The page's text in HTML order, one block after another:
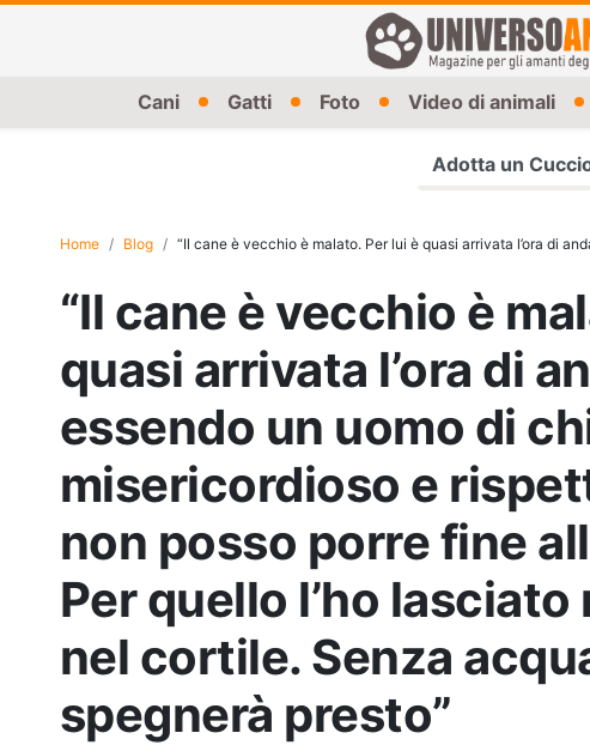
Cani Gatti Foto Video di animali
Adotta un
Home Blog “Il cane è vecchio è malato. Per lui è quasi arrivata l’ora di andarsene ma io essendo un uomo di chiesa, misericordioso e rispettoso della
“Il cane è vecchio è
quasi arrivata l’ora di
essendo un uomo di
misericordioso e
non posso porre fine
Per quello l’ho
nel cortile. Senza
spegnerà presto”